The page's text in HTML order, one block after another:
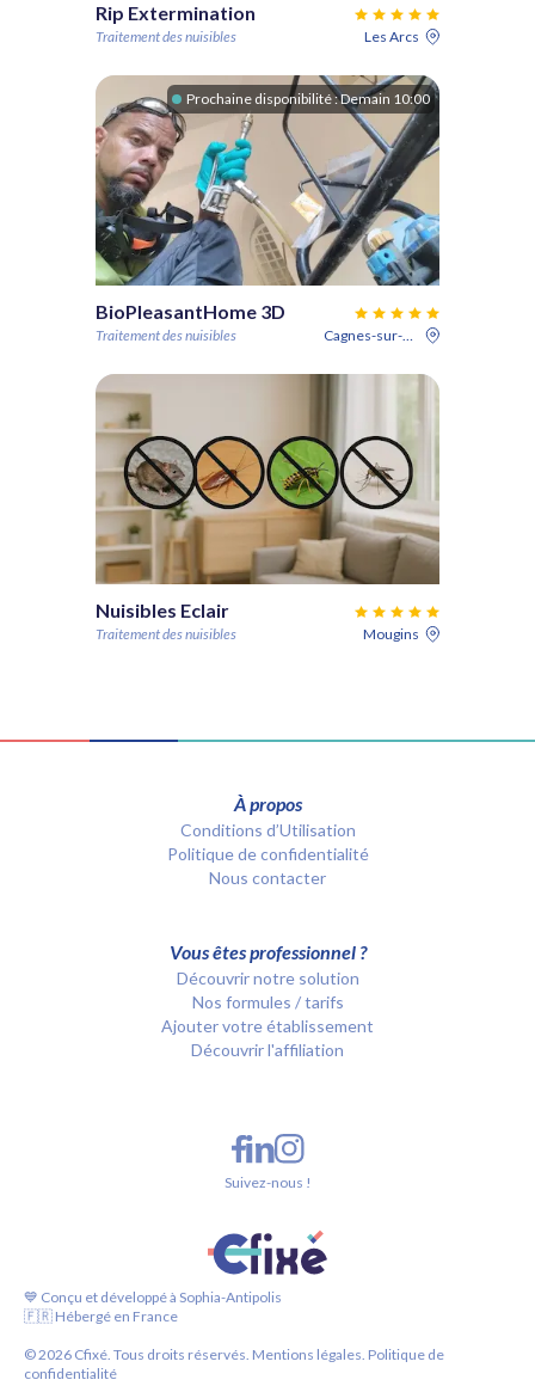
Rip Extermination
Traitement des nuisibles Les Arcs
Prochaine disponibilité :Demain 10:00
BioPleasantHome 3D
Traitement des nuisibles Cagnes-sur-Mer
Nuisibles Eclair
Traitement des nuisibles Mougins
À propos
Conditions d’Utilisation
Politique de confidentialité
Nous contacter
Vous êtes professionnel ?
Découvrir notre solution
Nos formules / tarifs
Ajouter votre établissement
Découvrir l'affiliation
💙 Conçu et développé à Sophia-Antipolis
🇫🇷 Hébergé en France
©2026 Cfixé. Tous droits réservés. Mentions légales. Politique de
confidentialité
Suivez-nous !